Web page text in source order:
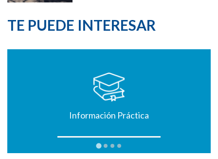
TE PUEDE INTERESAR
Información Práctica